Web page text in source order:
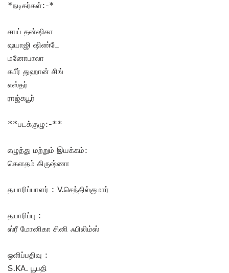
*நடிகர்கள்:-*
சாய் தன்ஷிகா
ஷயாஜி ஷிண்டே
மனோபாலா
கபீர் துஹான் சிங்
எஸ்தர்
ராஜ்கபூர்
**படக்குழு:-**
எழுத்து மற்றும் இயக்கம்:
கௌதம் கிருஷ்ணா
தயாரிப்பாளர் : V.செந்தில்குமார்
தயாரிப்பு :
ஸ்ரீ மோனிகா சினி ஃபிலிம்ஸ்
ஒளிப்பதிவு :
S.KA. பூபதி